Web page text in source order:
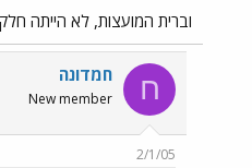
וברית המועצות, לא הייתה
ח חמדונה
New member
2/1/05